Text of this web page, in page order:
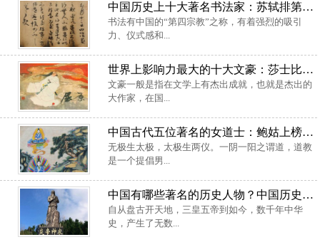
中国历史上十大著名书法家：苏轼排第七，王羲之位列榜首
书法有中国的“第四宗教”之称，有着强烈的吸引
力、仪式感和...
世界上影响力最大的十大文豪：莎士比亚入榜，中国两位上榜
文豪一般是指在文学上有杰出成就，也就是杰出的
大作家，在国...
中国古代五位著名的女道士：鲍姑上榜，魏华存排第一位
无极生太极，太极生两仪。一阴一阳之谓道，道教
是一个提倡男...
中国有哪些著名的历史人物？中国历史十大伟人
自从盘古开天地，三皇五帝到如今，数千年中华
史，产生了无数...